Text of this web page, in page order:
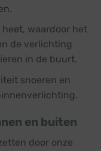
waardoor het
de verlichting
in de buurt.
snoeren en
en buiten
door onze